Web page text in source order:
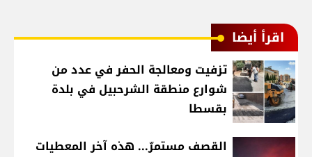
اقرأ أيضا
تزفيت ومعالجة الحفر في عدد من
شوارع منطقة الشرحبيل في بلدة
بقسطا
القصف مستمرّ... هذه آخر المعطيات